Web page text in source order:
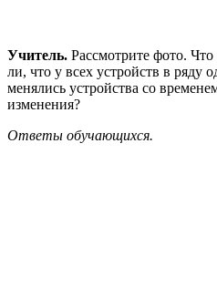
Учитель. Рассмотрите фото.
ли, что у всех устройств в ряду
менялись устройства со
изменения?
Ответы обучающихся.